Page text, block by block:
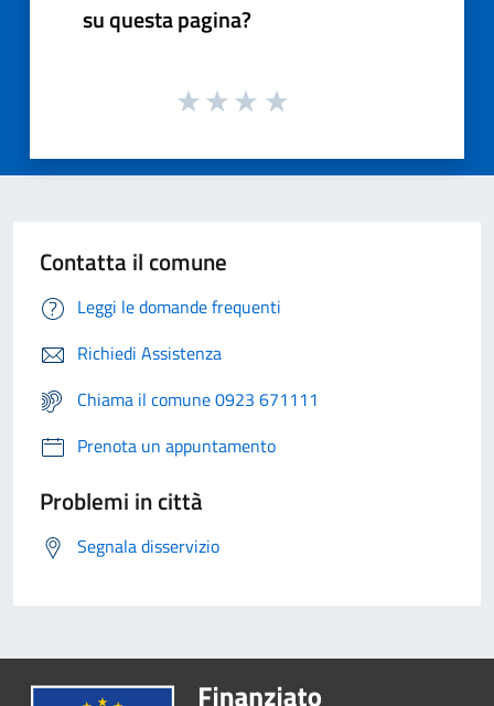
su questa pagina?
Contatta il comune
Leggi le domande frequenti
Richiedi Assistenza
Chiama il comune 0923 671111
Prenota un appuntamento
Problemi in città
Segnala disservizio